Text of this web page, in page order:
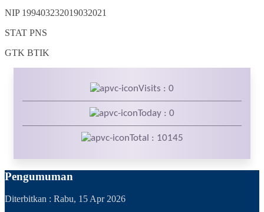
NIP 199403232019032021
STAT PNS
GTK BTIK
Visits : 0
Today : 0
Total : 10145
Pengumuman
Diterbitkan : Rabu, 15 Apr 2026